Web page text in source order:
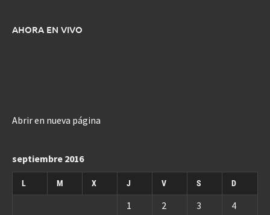
AHORA EN VIVO
Abrir en nueva página
septiembre 2016
L M X J V S D
1 2 3 4